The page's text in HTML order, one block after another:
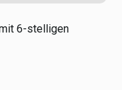
6-stelligen